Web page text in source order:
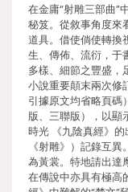
在金庸“射雕三部曲”
秘笈。從敘事角度來
道具。借使倘使轉換
生、傳佈、流衍，于
多樣、細節之豐盛，
小說重要顛末兩次修
引據原文均省略頁碼
版、三聯版），以顯
時光 《九陰真經》
《射雕》）記錄互
為黃裳。特地請出達
在傳說中亦具有極高